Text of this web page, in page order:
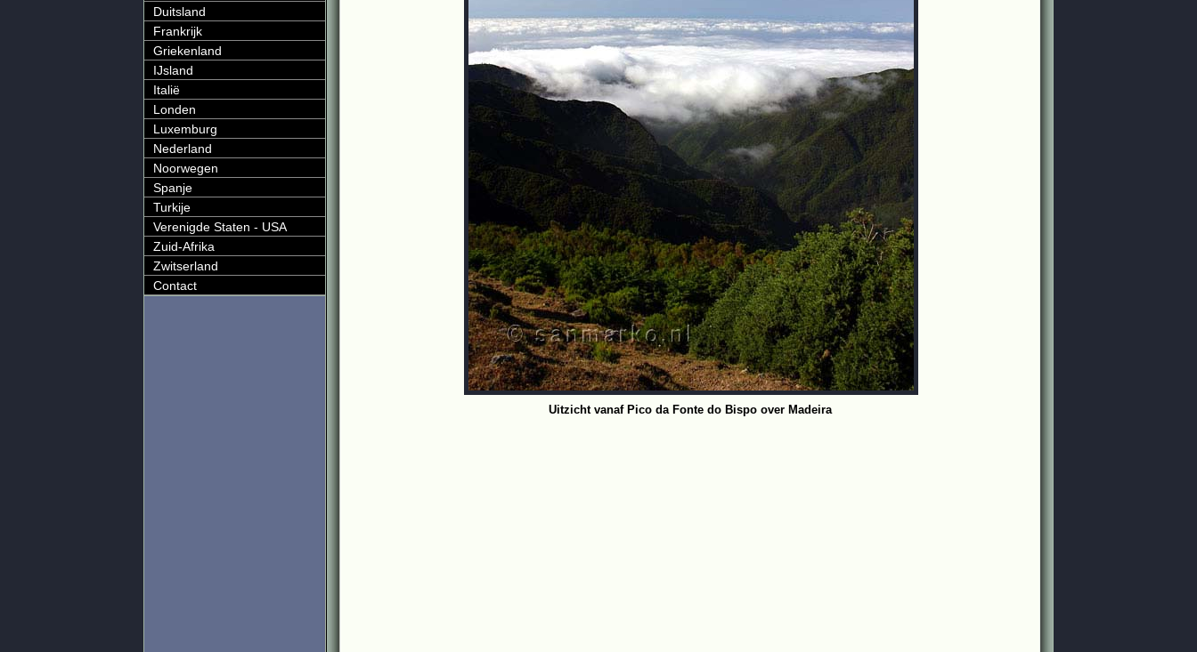
Uitzicht vanaf Pico da Fonte do Bispo over Madeira
Duitsland
Frankrijk
Griekenland
IJsland
Italië
Londen
Luxemburg
Nederland
Noorwegen
Spanje
Turkije
Verenigde Staten - USA
Zuid-Afrika
Zwitserland
Contact